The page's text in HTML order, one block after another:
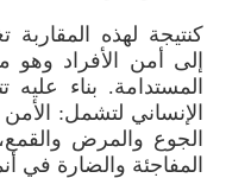
كنتيجة لهذه
إلى أمن الأفراد وهو
المستدامة. بناء
الإنساني لتشمل:
الجوع والمرض
المفاجئة والضارة في